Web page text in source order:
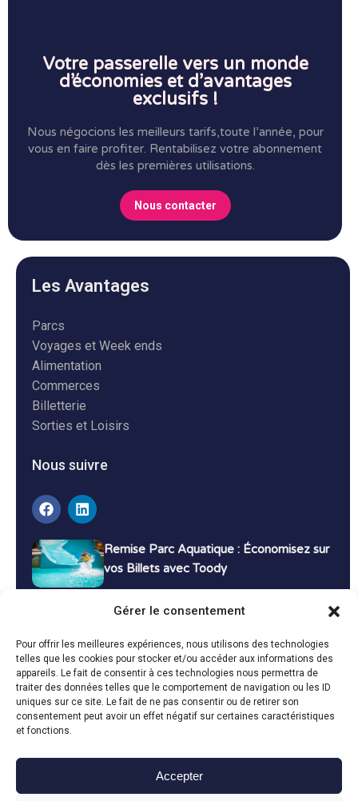
Gérer le consentement
Pour offrir les meilleures expériences, nous utilisons des technologies
telles que les cookies pour stocker et/ou accéder aux informations des
appareils. Le fait de consentir à ces technologies nous permettra de
traiter des données telles que le comportement de navigation ou les ID
uniques sur ce site. Le fait de ne pas consentir ou de retirer son
consentement peut avoir un effet négatif sur certaines caractéristiques
et fonctions.
Accepter
Votre passerelle vers un monde
d’économies et d’avantages
exclusifs !
Nous négocions les meilleurs tarifs,toute l’année, pour
vous en faire profiter. Rentabilisez votre abonnement
dès les premières utilisations.
Nous contacter
Les Avantages
Parcs
Voyages et Week ends
Alimentation
Commerces
Billetterie
Sorties et Loisirs
Nous suivre
Remise Parc Aquatique : Économisez sur
vos Billets avec Toody
Bons Plans Voyage : Économisez sur vos
Vacances avec Toody
13 décembre 2024 Bon plans
Toody © 2024